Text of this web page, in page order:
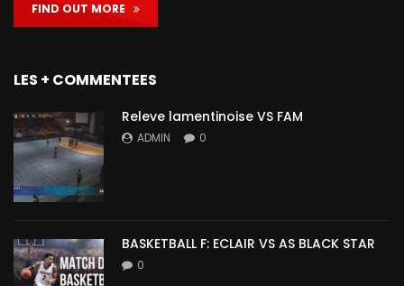
FIND OUT MORE
LES + COMMENTEES
Releve lamentinoise VS FAM
ADMIN 0
BASKETBALL F: ECLAIR VS AS BLACK STAR
0